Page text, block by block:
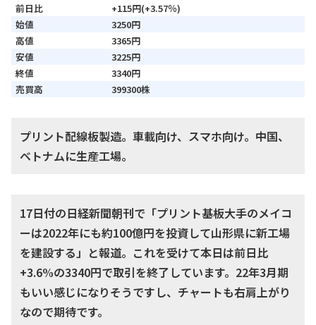
前日比
+115円(+3.57％)
始値
3250円
高値
3365円
安値
3225円
終値
3340円
売買高
399300株
プリント配線板製造。車載向け、スマホ向け。中国、
ベトナムに生産工場。
17日付の日経新聞朝刊で「プリント基板大手のメイコ
ーは2022年にも約100億円を投資して山形県に新工場
を建設する」と報道。これを受けて本日は前日比
+3.6%の3340円で取引を終了しています。22年3月期
もいい感じになりそうですし、チャートも右肩上がり
なので期待です。